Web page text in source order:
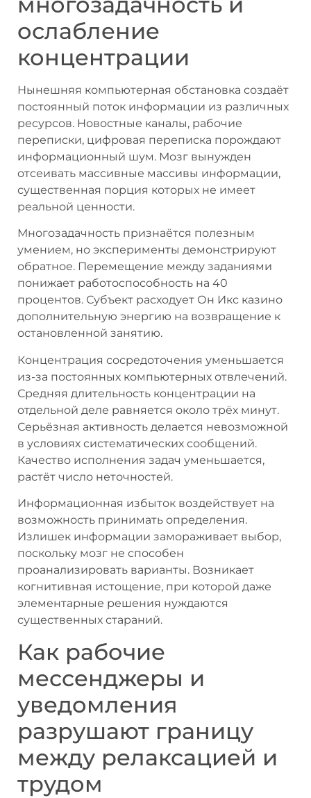
ослабление
концентрации
Нынешняя компьютерная обстановка создаёт
постоянный поток информации из различных
ресурсов. Новостные каналы, рабочие
переписки, цифровая переписка порождают
информационный шум. Мозг вынужден
отсеивать массивные массивы информации,
существенная порция которых не имеет
реальной ценности.
Многозадачность признаётся полезным
умением, но эксперименты демонстрируют
обратное. Перемещение между заданиями
понижает работоспособность на 40
процентов. Субъект расходует Он Икс казино
дополнительную энергию на возвращение к
остановленной занятию.
Концентрация сосредоточения уменьшается
из-за постоянных компьютерных отвлечений.
Средняя длительность концентрации на
отдельной деле равняется около трёх минут.
Серьёзная активность делается невозможной
в условиях систематических сообщений.
Качество исполнения задач уменьшается,
растёт число неточностей.
Информационная избыток воздействует на
возможность принимать определения.
Излишек информации замораживает выбор,
поскольку мозг не способен
проанализировать варианты. Возникает
когнитивная истощение, при которой даже
элементарные решения нуждаются
существенных стараний.
Как рабочие
мессенджеры и
уведомления
разрушают границу
между релаксацией и
трудом